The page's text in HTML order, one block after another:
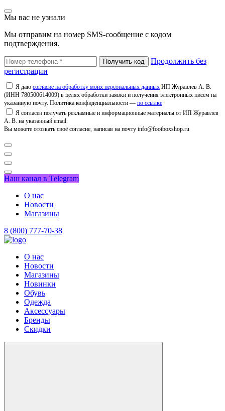
Мы вас не узнали
Мы отправим на номер SMS-сообщение с кодом
подтверждения.
Продолжить без
регистрации
Я даю согласие на обработку моих персональных данных ИП Журавлев А. В.
(ИНН 780500614009) в целях обработки заявки и получения электронных писем на
указанную почту. Политика конфиденциальности — по ссылке
Я согласен получать рекламные и информационные материалы от ИП Журавлев
А. В. на указанный email.
Вы можете отозвать своё согласие, написав на почту info@footboxshop.ru
Наш канал в Telegram
О нас
Новости
Магазины
8 (800) 777-70-38
О нас
Новости
Магазины
Новинки
Обувь
Одежда
Аксессуары
Бренды
Скидки